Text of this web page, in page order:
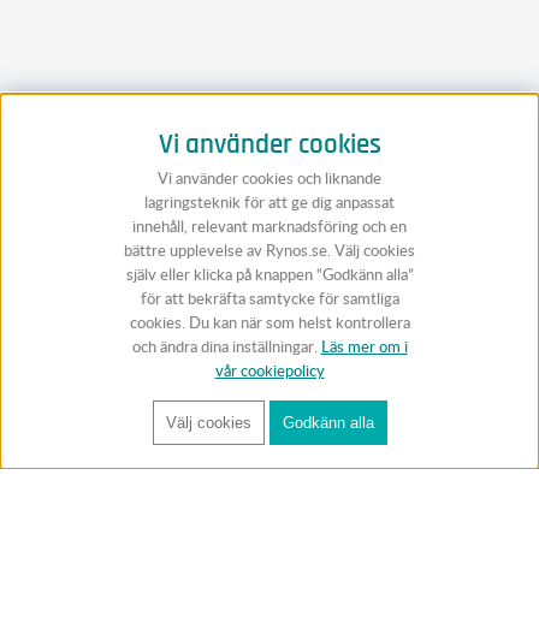
Vi använder cookies
Vi använder cookies och liknande
lagringsteknik för att ge dig anpassat
innehåll, relevant marknadsföring och en
bättre upplevelse av Rynos.se. Välj cookies
själv eller klicka på knappen “Godkänn alla”
för att bekräfta samtycke för samtliga
cookies. Du kan när som helst kontrollera
och ändra dina inställningar. Läs mer om i
vår cookiepolicy
Välj cookies Godkänn alla